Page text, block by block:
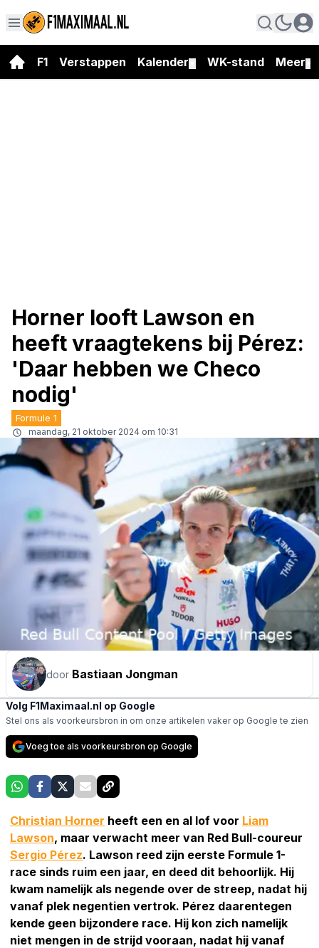
F1 Verstappen Kalender WK-stand Meer
Horner looft Lawson en
heeft vraagtekens bij Pérez:
'Daar hebben we Checo
nodig'
Formule 1
maandag, 21 oktober 2024 om 10:31
door Bastiaan Jongman
Volg F1Maximaal.nl op Google
Stel ons als voorkeursbron in om onze artikelen vaker op Google te zien
Voeg toe als voorkeursbron op Google
Christian Horner heeft een en al lof voor Liam
Lawson, maar verwacht meer van Red Bull-coureur
Sergio Pérez. Lawson reed zijn eerste Formule 1-
race sinds ruim een jaar, en deed dit behoorlijk. Hij
kwam namelijk als negende over de streep, nadat hij
vanaf plek negentien vertrok. Pérez daarentegen
kende geen bijzondere race. Hij kon zich namelijk
niet mengen in de strijd vooraan, nadat hij vanaf